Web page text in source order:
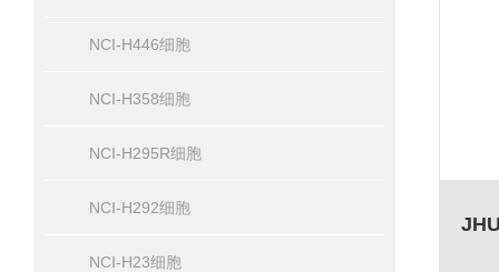
NCI-H446细胞
NCI-H358细胞
NCI-H295R细胞
NCI-H292细胞
NCI-H23细胞